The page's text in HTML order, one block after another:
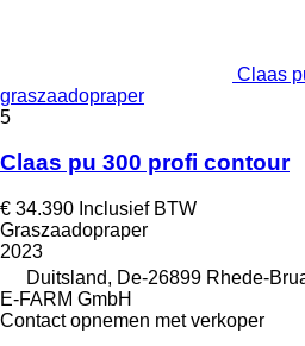
Claas
graszaadopraper
5
Claas pu 300 profi contour
€ 34.390 Inclusief BTW
Graszaadopraper
2023
Duitsland, De-26899 Rhede-
E-FARM GmbH
Contact opnemen met verkoper